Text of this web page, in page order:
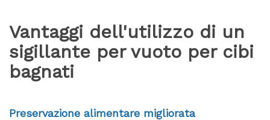
Vantaggi dell'utilizzo di un
sigillante per vuoto per cibi
bagnati
Preservazione alimentare migliorata